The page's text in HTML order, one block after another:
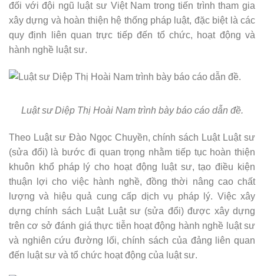
đối với đội ngũ luật sư Việt Nam trong tiến trình tham gia
xây dựng và hoàn thiện hệ thống pháp luật, đặc biệt là các
quy định liên quan trực tiếp đến tổ chức, hoạt động và
hành nghề luật sư.
Luật sư Diệp Thị Hoài Nam trình bày báo cáo dẫn đề.
Theo Luật sư Đào Ngọc Chuyền, chính sách Luật Luật sư
(sửa đổi) là bước đi quan trọng nhằm tiếp tục hoàn thiện
khuôn khổ pháp lý cho hoạt động luật sư, tạo điều kiện
thuận lợi cho việc hành nghề, đồng thời nâng cao chất
lượng và hiệu quả cung cấp dịch vụ pháp lý. Việc xây
dựng chính sách Luật Luật sư (sửa đổi) được xây dựng
trên cơ sở đánh giá thực tiễn hoạt động hành nghề luật sư
và nghiên cứu đường lối, chính sách của đảng liên quan
đến luật sư và tổ chức hoạt động của luật sư.